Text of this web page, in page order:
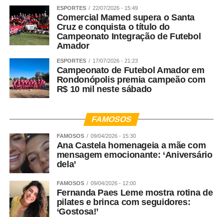
ESPORTES 22/07/2026 - 15:49
Comercial Mamed supera o Santa
Cruz e conquista o título do
Campeonato Integração de Futebol
Amador
ESPORTES 17/07/2026 - 21:23
Campeonato de Futebol Amador em
Rondonópolis premia campeão com
R$ 10 mil neste sábado
FAMOSOS
FAMOSOS 09/04/2026 - 15:30
Ana Castela homenageia a mãe com
mensagem emocionante: ‘Aniversário
dela’
FAMOSOS 09/04/2026 - 12:00
Fernanda Paes Leme mostra rotina de
pilates e brinca com seguidores:
‘Gostosa!’